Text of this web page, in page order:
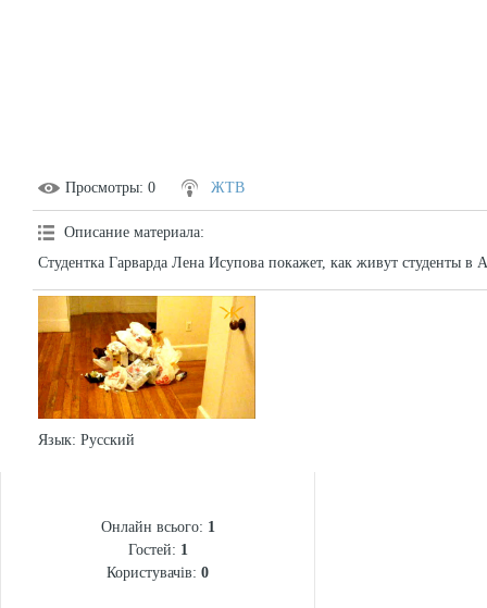
Просмотры: 0 ЖТВ
Описание материала:
Студентка Гарварда Лена Исупова покажет, как живут студенты в
Язык: Русский
Онлайн всього: 1
Гостей: 1
Користувачів: 0